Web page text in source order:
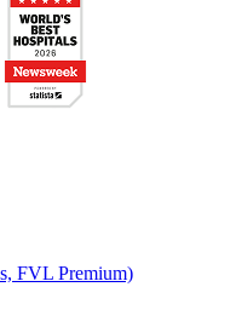
FVL Premium)